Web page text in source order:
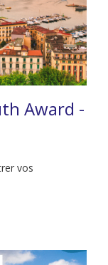
Award -
vos